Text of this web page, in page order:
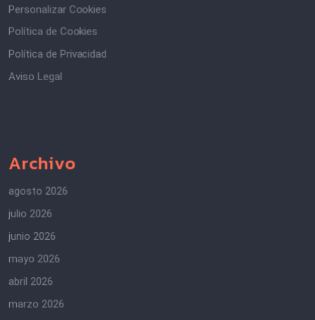
Personalizar Cookies
Política de Cookies
Política de Privacidad
Aviso Legal
Archivo
agosto 2026
julio 2026
junio 2026
mayo 2026
abril 2026
marzo 2026